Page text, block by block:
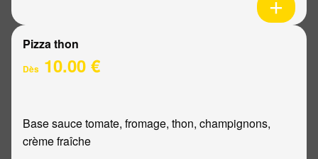
Pizza thon
Dès 10.00 €
Base sauce tomate, fromage, thon, champignons,
crème fraîche